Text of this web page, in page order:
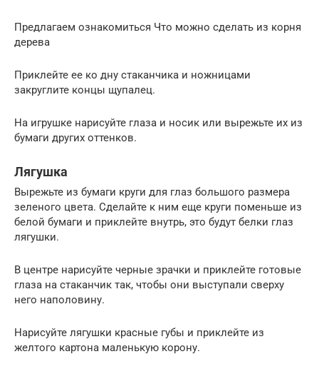
Предлагаем ознакомиться Что можно сделать из корня
дерева
Приклейте ее ко дну стаканчика и ножницами
закруглите концы щупалец.
На игрушке нарисуйте глаза и носик или вырежьте их из
бумаги других оттенков.
Лягушка
Вырежьте из бумаги круги для глаз большого размера
зеленого цвета. Сделайте к ним еще круги поменьше из
белой бумаги и приклейте внутрь, это будут белки глаз
лягушки.
В центре нарисуйте черные зрачки и приклейте готовые
глаза на стаканчик так, чтобы они выступали сверху
него наполовину.
Нарисуйте лягушки красные губы и приклейте из
желтого картона маленькую корону.